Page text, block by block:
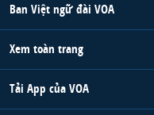
Ban Việt ngữ đài VOA
Xem toàn trang
Tải App của VOA